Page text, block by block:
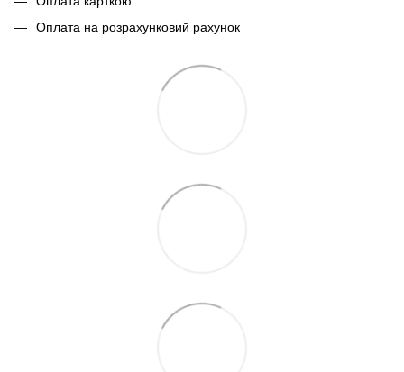
Оплата на розрахунковий рахунок